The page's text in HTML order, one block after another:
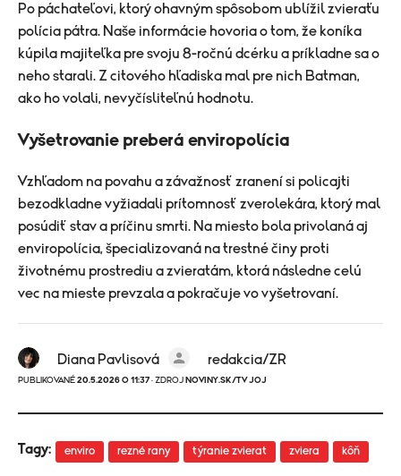
Po páchateľovi, ktorý ohavným spôsobom ublížil zvieraťu
polícia pátra. Naše informácie hovoria o tom, že koníka
kúpila majiteľka pre svoju 8-ročnú dcérku a príkladne sa o
neho starali. Z citového hľadiska mal pre nich Batman,
ako ho volali, nevyčísliteľnú hodnotu.
Vyšetrovanie preberá enviropolícia
Vzhľadom na povahu a závažnosť zranení si policajti
bezodkladne vyžiadali prítomnosť zverolekára, ktorý mal
posúdiť stav a príčinu smrti. Na miesto bola privolaná aj
enviropolícia, špecializovaná na trestné činy proti
životnému prostrediu a zvieratám, ktorá následne celú
vec na mieste prevzala a pokračuje vo vyšetrovaní.
Diana Pavlisová redakcia/ZR
PUBLIKOVANÉ 20.5.2026 O 11:37 · ZDROJ NOVINY.SK/TV JOJ
Tagy: enviro rezné rany týranie zvierat zviera kôň